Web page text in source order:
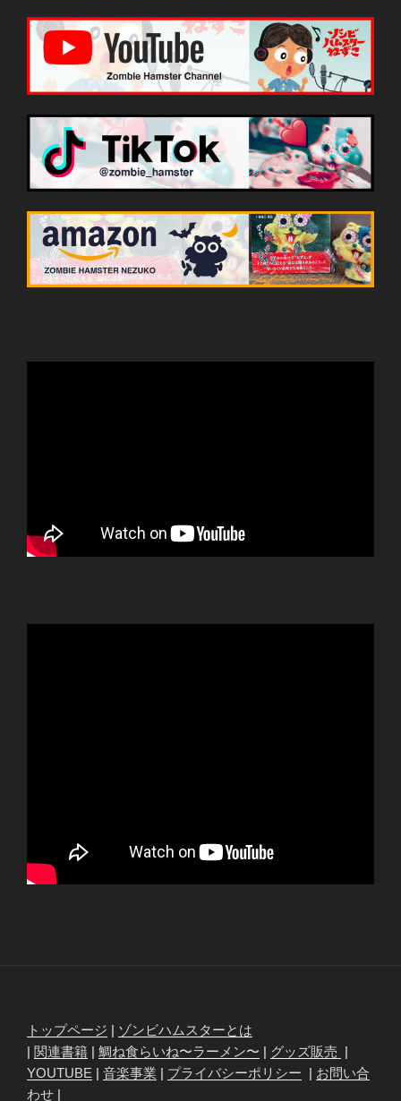
トップページ | ゾンビハムスターとは
| 関連書籍 | 鯛ね食らいね〜ラーメン〜 | グッズ販売 |
YOUTUBE | 音楽事業 | プライバシーポリシー | お問い合
わせ |